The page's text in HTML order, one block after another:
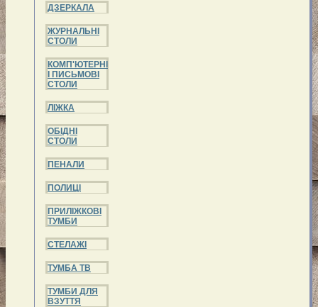
ДЗЕРКАЛА
ЖУРНАЛЬНІ
СТОЛИ
КОМП'ЮТЕРНІ
І ПИСЬМОВІ
СТОЛИ
ЛІЖКА
ОБІДНІ
СТОЛИ
ПЕНАЛИ
ПОЛИЦІ
ПРИЛІЖКОВІ
ТУМБИ
СТЕЛАЖІ
ТУМБА ТВ
ТУМБИ ДЛЯ
ВЗУТТЯ